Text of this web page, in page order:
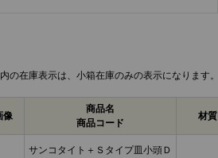
の在庫表示は、小箱在庫のみの表示になります。
像
商品名
商品コード
材質
サンコタイト＋Ｓタイプ皿小頭Ｄ